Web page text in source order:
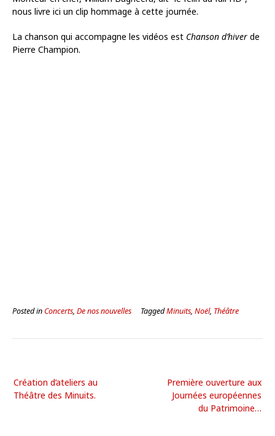
nous livre ici un clip hommage à cette journée.
La chanson qui accompagne les vidéos est Chanson d’hiver de
Pierre Champion.
Posted in Concerts, De nos nouvelles TaggedMinuits, Noël, Théâtre
Première ouverture aux
Journées européennes
du Patrimoine…
Création d’ateliers au
Théâtre des Minuits.